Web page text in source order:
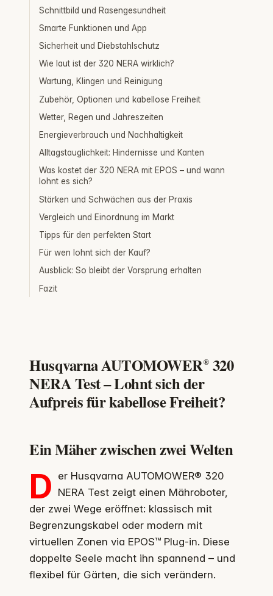
Schnittbild und Rasengesundheit
Smarte Funktionen und App
Sicherheit und Diebstahlschutz
Wie laut ist der 320 NERA wirklich?
Wartung, Klingen und Reinigung
Zubehör, Optionen und kabellose Freiheit
Wetter, Regen und Jahreszeiten
Energieverbrauch und Nachhaltigkeit
Alltagstauglichkeit: Hindernisse und Kanten
Was kostet der 320 NERA mit EPOS – und wann
lohnt es sich?
Stärken und Schwächen aus der Praxis
Vergleich und Einordnung im Markt
Tipps für den perfekten Start
Für wen lohnt sich der Kauf?
Ausblick: So bleibt der Vorsprung erhalten
Fazit
Husqvarna AUTOMOWER® 320
NERA Test – Lohnt sich der
Aufpreis für kabellose Freiheit?
Ein Mäher zwischen zwei Welten
D er Husqvarna AUTOMOWER® 320
NERA Test zeigt einen Mähroboter,
der zwei Wege eröffnet: klassisch mit
Begrenzungskabel oder modern mit
virtuellen Zonen via EPOS™ Plug‑in. Diese
doppelte Seele macht ihn spannend – und
flexibel für Gärten, die sich verändern.